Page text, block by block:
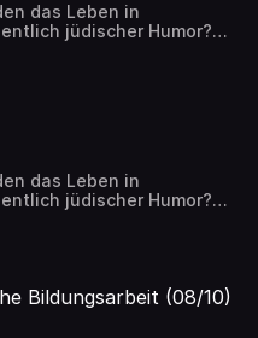
das Leben in
jüdischer Humor?
und weitere Themen
mit ihren
das Leben in
jüdischer Humor?
und weitere Themen
mit ihren
Bildungsarbeit (08/10)